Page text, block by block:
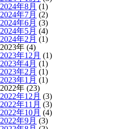
2024年8月 (1)
2024年7月 (2)
2024年6月 (3)
2024年5月 (4)
2024年2月 (1)
2023年 (4)
2023年12月 (1)
2023年4月 (1)
2023年2月 (1)
2023年1月 (1)
2022年 (23)
2022年12月 (3)
2022年11月 (3)
2022年10月 (4)
2022年9月 (3)